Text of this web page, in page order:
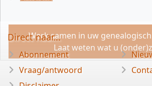
Werk samen in uw
Laat weten wat u
Direct naar...
Abonnement
Vraag/antwoord